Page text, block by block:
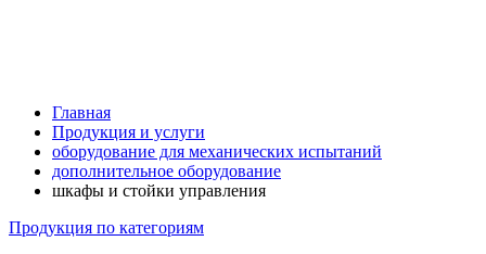
Главная
Продукция и услуги
оборудование для механических испытаний
дополнительное оборудование
шкафы и стойки управления
Продукция по категориям